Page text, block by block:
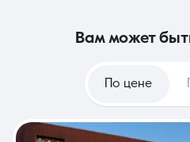
вам может
По цене